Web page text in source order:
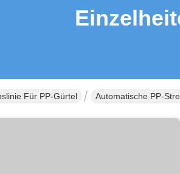
Für PP-Gürtel Automatische PP-